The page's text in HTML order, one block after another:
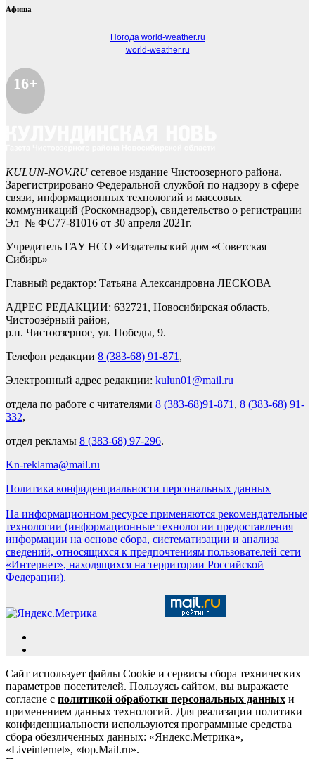
Афиша
Погода world-weather.ru
world-weather.ru
16+
KULUN-NOV.RUсетевое издание Чистоозерного района.
Зарегистрировано Федеральной службой по надзору в сфере
связи, информационных технологий и массовых
коммуникаций (Роскомнадзор), свидетельство о регистрации
Эл № ФС77-81016 от 30 апреля 2021г.
Учредитель ГАУ НСО «Издательский дом «Советская
Сибирь»
Главный редактор: Татьяна Александровна ЛЕСКОВА
АДРЕС РЕДАКЦИИ: 632721, Новосибирская область,
Чистоозёрный район,
р.п. Чистоозерное, ул. Победы, 9.
Телефон редакции 8 (383-68) 91-871 ,
Электронный адрес редакции: kulun01@mail.ru
отдела по работе с читателями 8 (383-68)91-871 , 8 (383-68) 91-
332,
отдел рекламы 8 (383-68) 97-296.
Kn-reklama@mail.ru
Политика конфиденциальности персональных данных
На информационном ресурсе применяются рекомендательные
технологии (информационные технологии предоставления
информации на основе сбора, систематизации и анализа
сведений, относящихся к предпочтениям пользователей сети
«Интернет», находящихся на территории Российской
Федерации).
Сайт использует файлы Cookie и сервисы сбора технических
параметров посетителей. Пользуясь сайтом, вы выражаете
согласие с политикой обработки персональных данных и
применением данных технологий. Для реализации политики
конфиденциальности используются программные средства
сбора обезличенных данных: «Яндекс.Метрика»,
«Liveinternet», «top.Mail.ru».